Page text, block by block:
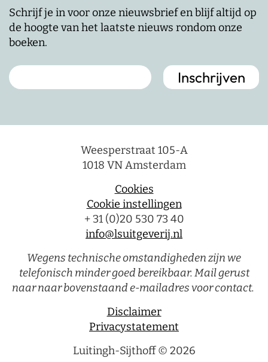
Schrijf je in voor onze nieuwsbrief en blijf altijd op
de hoogte van het laatste nieuws rondom onze
boeken.
Weesperstraat 105-A
1018 VN Amsterdam
Cookies
Cookie instellingen
+ 31 (0)20 530 73 40
info@lsuitgeverij.nl
Wegens technische omstandigheden zijn we
telefonisch minder goed bereikbaar. Mail gerust
naar naar bovenstaand e-mailadres voor contact.
Disclaimer
Privacystatement
Luitingh-Sijthoff © 2026